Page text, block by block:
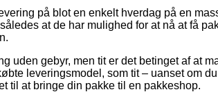
på blot en enkelt hverdag på en
at de har mulighed for at nå at få
uden gebyr, men tit er det betinget af at
leveringsmodel, som tit – uanset om
til at bringe din pakke til en pakkeshop.